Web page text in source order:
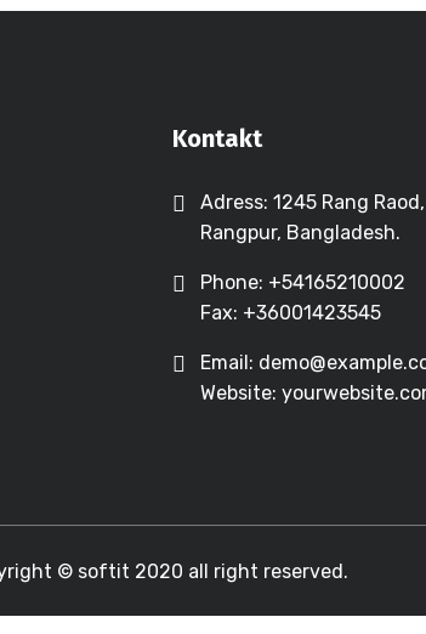
Kontakt
Adress: 1245 Rang Raod,
Rangpur, Bangladesh.
Phone: +54165210002
Fax: +36001423545
Email:
Website:
© softit 2020 all right reserved.